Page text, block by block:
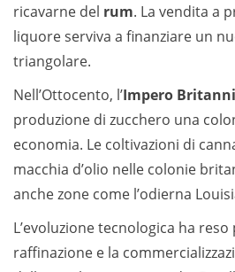
ricavarne del rum. La vendita a
liquore serviva a finanziare un
triangolare.
Nell’Ottocento, l’Impero
produzione di zucchero una
economia. Le coltivazioni di
macchia d’olio nelle colonie
anche zone come l’odierna
L’evoluzione tecnologica ha reso
raffinazione e la